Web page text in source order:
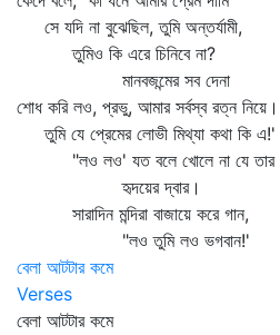
সে যদি না বুঝেছিল, তুমি অন্তর্যামী,
তুমিও কি এরে চিনিবে না?
মানবজন্মের সব দেনা
শোধ করি লও, প্রভু, আমার সর্বস্ব রত্ন নিয়ে।
তুমি যে প্রেমের লোভী মিথ্যা কথা কি এ!'
"লও লও' যত বলে খোলে না যে তার
হৃদয়ের দ্বার।
সারাদিন মন্দিরা বাজায়ে করে গান,
"লও তুমি লও ভগবান!'
বেলা আটটার কমে
Verses
বেলা আটটার কমে